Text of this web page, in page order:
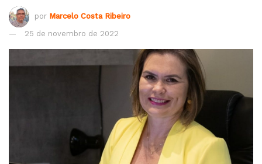
por Marcelo Costa Ribeiro
25 de novembro de 2022